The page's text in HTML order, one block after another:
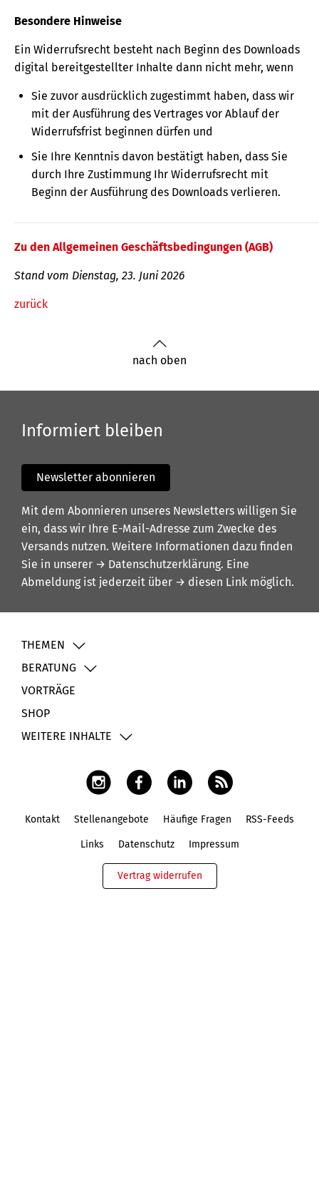
Besondere Hinweise
Ein Widerrufsrecht besteht nach Beginn des Downloads
digital bereitgestellter Inhalte dann nicht mehr, wenn
Sie zuvor ausdrücklich zugestimmt haben, dass wir
mit der Ausführung des Vertrages vor Ablauf der
Widerrufsfrist beginnen dürfen und
Sie Ihre Kenntnis davon bestätigt haben, dass Sie
durch Ihre Zustimmung Ihr Widerrufsrecht mit
Beginn der Ausführung des Downloads verlieren.
Zu den Allgemeinen Geschäftsbedingungen (AGB)
Stand vom Dienstag, 23. Juni 2026
zurück
nach oben
Informiert bleiben
Newsletter abonnieren
Mit dem Abonnieren unseres Newsletters willigen Sie
ein, dass wir Ihre E-Mail-Adresse zum Zwecke des
Versands nutzen. Weitere Informationen dazu finden
Sie in unserer → Datenschutzerklärung. Eine
Abmeldung ist jederzeit über → diesen Link möglich.
THEMEN
BERATUNG
VORTRÄGE
SHOP
WEITERE INHALTE
Kontakt Stellenangebote Häufige Fragen RSS-Feeds
Links Datenschutz Impressum
Vertrag widerrufen